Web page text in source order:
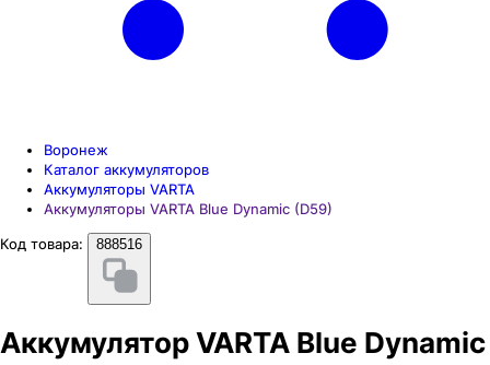
Воронеж
Каталог аккумуляторов
Аккумуляторы VARTA
Аккумуляторы VARTA Blue Dynamic (D59)
Код товара:
888516
Аккумулятор VARTA Blue Dynamic